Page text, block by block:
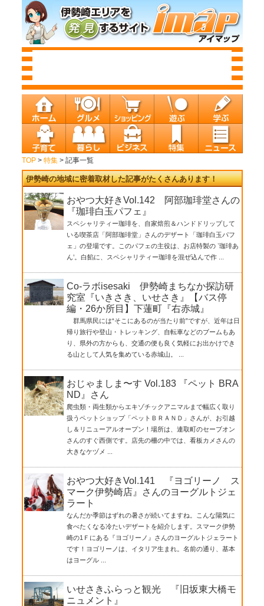
TOP> 特集> 記事一覧
伊勢崎の地域に密着取材した記事がたくさんあります！
おやつ大好きVol.142 阿部珈琲堂さんの
『珈琲白玉パフェ』
スペシャリティー珈琲を、自家焙煎＆ハンドドリップして
いる喫茶店「阿部珈琲堂」さんのデザート「珈琲白玉パフ
ェ」の登場です。このパフェの主役は、お店特製の ‵珈琲あ
ん’。白餡に、スペシャリティー珈琲を混ぜ込んで作 ...
Co-ラボisesaki 伊勢崎まちなか探訪研
究室『いきさき、いせさき』【バス停
編・26か所目】下蓮町『右赤城』
群馬県民には“そこにあるのが当たり前”ですが、近年は日
帰り旅行や登山・トレッキング、自転車などのブームもあ
り、県外の方からも、交通の便も良く気軽にお出かけでき
る山として人気を集めている赤城山。 ...
おじゃましま〜す Vol.183 『ペット BRA
ND』さん
爬虫類・両生類からエキゾチックアニマルまで幅広く取り
扱うペットショップ「ペットＢＲＡＮＤ」さんが、お引越
し＆リニューアルオープン！場所は、連取町のセーブオン
さんのすぐ西側です。店先の柵の中では、看板カメさんの
大きなケヅメ ...
おやつ大好きVol.141 『ヨゴリーノ ス
マーク伊勢崎店』さんのヨーグルトジェ
ラート
なんだか季節はずれの暑さが続いてますね。こんな陽気に
食べたくなる冷たいデザートを紹介します。スマーク伊勢
崎の1Ｆにある『ヨゴリーノ』さんのヨーグルトジェラート
です！ヨゴリーノは、イタリア生まれ。名前の通り、基本
はヨーグル ...
いせさきふらっと観光 『旧坂東大橋モ
ニュメント』